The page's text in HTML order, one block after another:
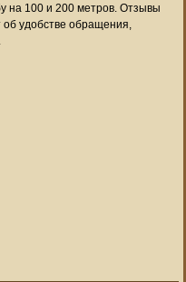
на 100 и 200 метров. Отзывы
об удобстве обращения,